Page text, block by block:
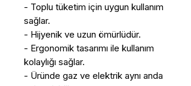
- Toplu tüketim için uygun kullanım
sağlar.
- Hijyenik ve uzun ömürlüdür.
- Ergonomik tasarımı ile kullanım
kolaylığı sağlar.
- Üründe gaz ve elektrik aynı anda